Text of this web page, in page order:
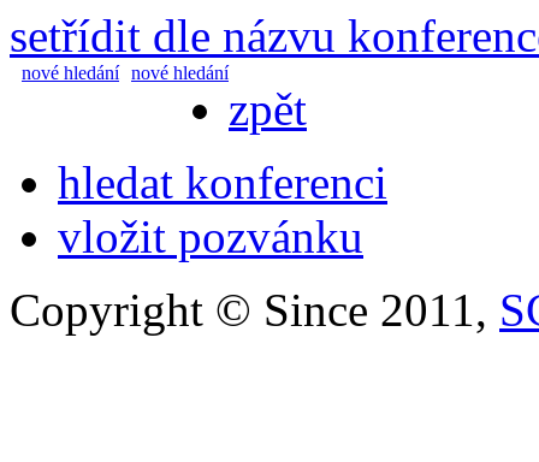
setřídit dle názvu
nové hledání nové hledání
zpět
hledat konferenci
vložit pozvánku
Copyright © Since 2011,